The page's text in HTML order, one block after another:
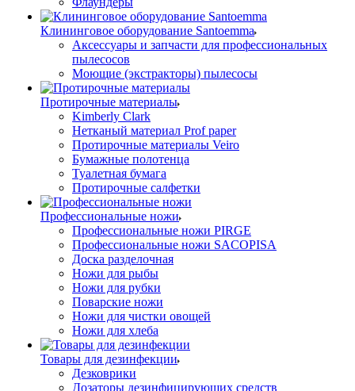
Клининговое оборудование Santoemma
Аксессуары и запчасти для профессиональных
пылесосов
Моющие (экстракторы) пылесосы
Протирочные материалы
Kimberly Clark
Нетканый материал Prof paper
Протирочные материалы Veiro
Бумажные полотенца
Туалетная бумага
Протирочные салфетки
Профессиональные ножи
Профессиональные ножи PIRGE
Профессиональные ножи SACOPISA
Доска разделочная
Ножи для рыбы
Ножи для рубки
Поварские ножи
Ножи для чистки овощей
Ножи для хлеба
Товары для дезинфекции
Дезковрики
Дозаторы дезинфицирующих средств